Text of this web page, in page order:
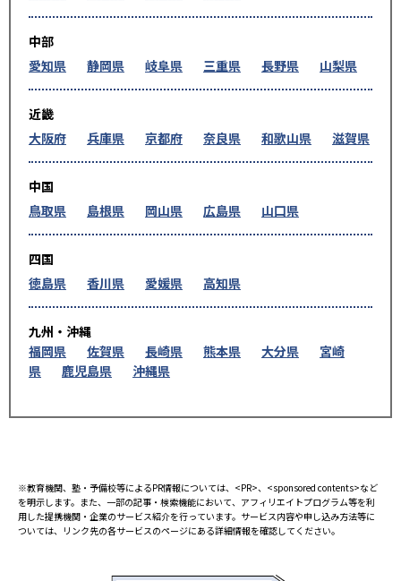
中部
愛知県
静岡県 岐阜県 三重県 長野県 山梨県
近畿
大阪府
兵庫県 京都府 奈良県 和歌山県 滋賀県
中国
鳥取県
島根県 岡山県 広島県 山口県
四国
徳島県
香川県 愛媛県 高知県
九州・沖縄
福岡県
佐賀県 長崎県 熊本県 大分県
宮崎
県
鹿児島県 沖縄県
※教育機関、塾・予備校等によるPR情報については、<PR>、<sponsored contents>など
を明示します。また、一部の記事・検索機能において、アフィリエイトプログラム等を利
用した提携機関・企業のサービス紹介を行っています。サービス内容や申し込み方法等に
ついては、リンク先の各サービスのページにある詳細情報を確認してください。